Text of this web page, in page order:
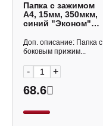
Папка с зажимом
А4, 15мм, 350мкм,
синий "Эконом"
Costo
Доп. описание: Папка с
боковым прижим...
- +
68.6